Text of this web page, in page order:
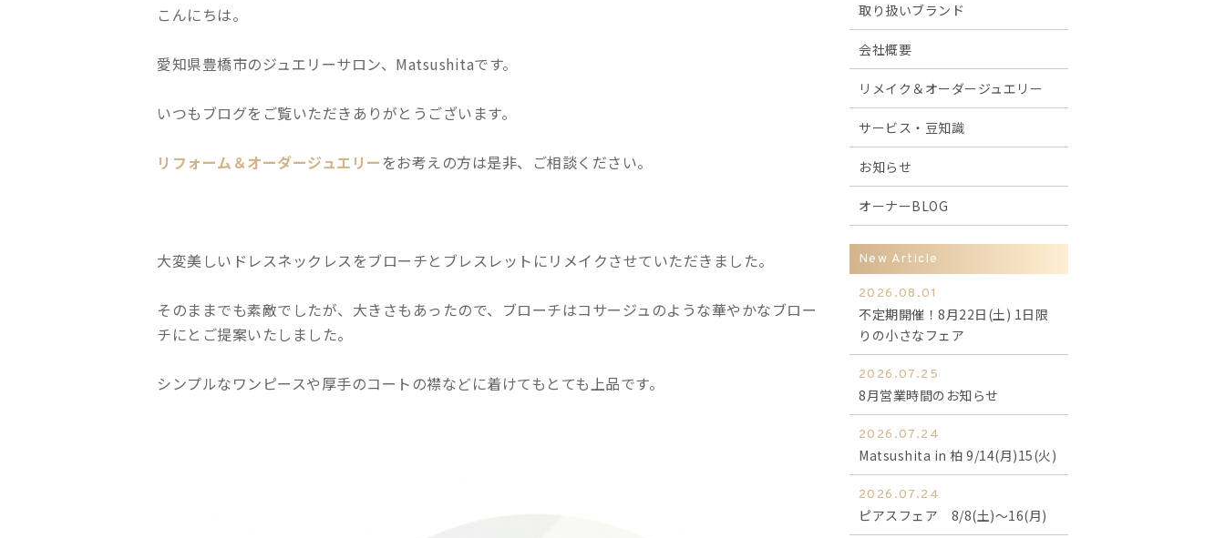
こんにちは。
愛知県豊橋市のジュエリーサロン、Matsushitaです。
いつもブログをご覧いただきありがとうございます。
リフォーム＆オーダージュエリー をお考えの方は是非、ご相談ください。
大変美しいドレスネックレスをブローチとブレスレットにリメイクさせていただきました。
そのままでも素敵でしたが、大きさもあったので、ブローチはコサージュのような華やかなブロー
チにとご提案いたしました。
シンプルなワンピースや厚手のコートの襟などに着けてもとても上品です。
取り扱いブランド
会社概要
リメイク＆オーダージュエリー
サービス・豆知識
お知らせ
オーナーBLOG
New Article
2026.08.01
不定期開催！8月22日(土) 1日限
りの小さなフェア
2026.07.25
8月営業時間のお知らせ
2026.07.24
Matsushita in 柏 9/14(月)15(火)
2026.07.24
ピアスフェア 8/8(土)～16(月)